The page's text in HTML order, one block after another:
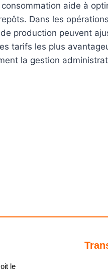
aide à
Dans les
production peuvent
tarifs les plus
la gestion
le